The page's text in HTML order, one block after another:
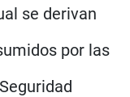
se derivan
por las